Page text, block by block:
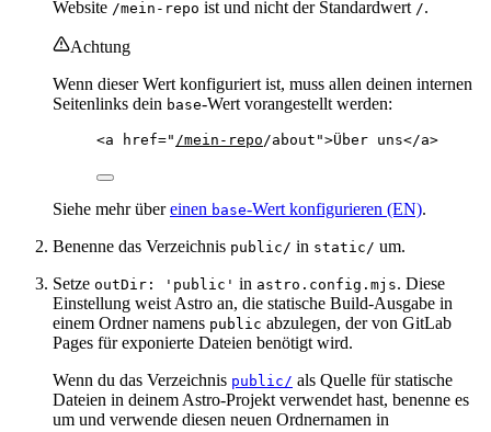
Website /mein-repo ist und nicht der Standardwert /.
Achtung
Wenn dieser Wert konfiguriert ist, muss allen deinen internen
Seitenlinks dein base-Wert vorangestellt werden:
<a href=" /mein-repo/about ">Über uns</a>
Siehe mehr übereinen base-Wert konfigurieren (EN).
Benenne das Verzeichnis public/ in static/ um.
Setze outDir: 'public' in astro.config.mjs. Diese
Einstellung weist Astro an, die statische Build-Ausgabe in
einem Ordner namens public abzulegen, der von GitLab
Pages für exponierte Dateien benötigt wird.
Wenn du das Verzeichnis public/ als Quelle für statische
Dateien in deinem Astro-Projekt verwendet hast, benenne es
um und verwende diesen neuen Ordnernamen in